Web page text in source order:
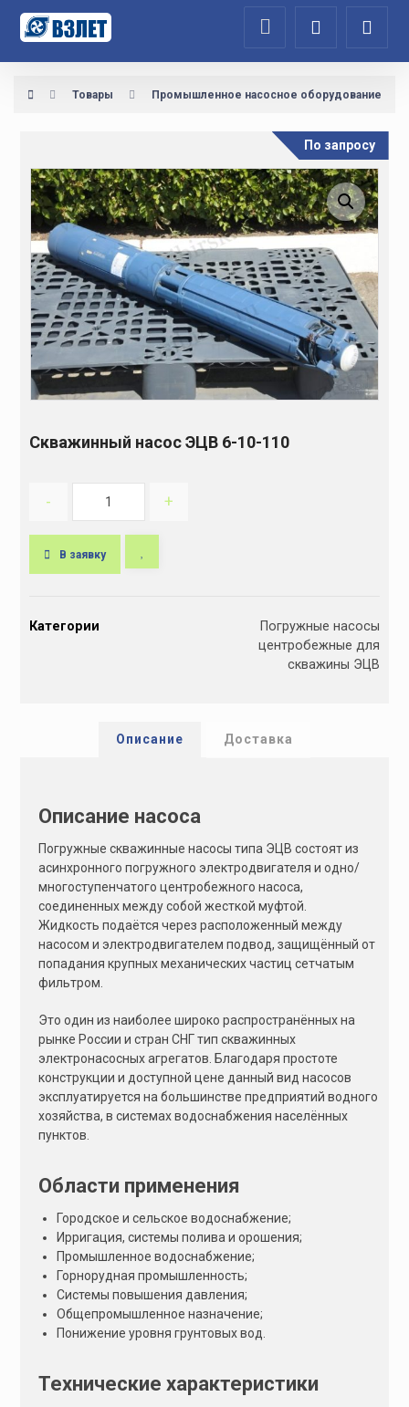
Товары Промышленное насосное оборудование
Увеличить изображение
Скважинный насос ЭЦВ 6-10-110
По запросу
- +
В заявку
tКатегории
Погружные насосы
центробежные для
скважины ЭЦВ
Описание Доставка
Описание насоса
Погружные скважинные насосы типа ЭЦВ состоят из
асинхронного погружного электродвигателя и одно/
многоступенчатого центробежного насоса,
соединенных между собой жесткой муфтой.
Жидкость подаётся через расположенный между
насосом и электродвигателем подвод, защищённый от
попадания крупных механических частиц сетчатым
фильтром.
Это один из наиболее широко распространённых на
рынке России и стран СНГ тип скважинных
электронасосных агрегатов. Благодаря простоте
конструкции и доступной цене данный вид насосов
эксплуатируется на большинстве предприятий водного
хозяйства, в системах водоснабжения населённых
пунктов.
Области применения
Городское и сельское водоснабжение;
Ирригация, системы полива и орошения;
Промышленное водоснабжение;
Горнорудная промышленность;
Системы повышения давления;
Общепромышленное назначение;
Понижение уровня грунтовых вод.
Технические характеристики